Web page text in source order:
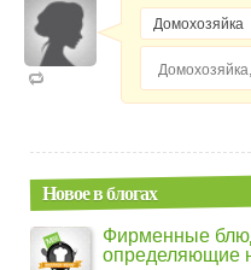
Новое в блогах
Фирменные
определяющие